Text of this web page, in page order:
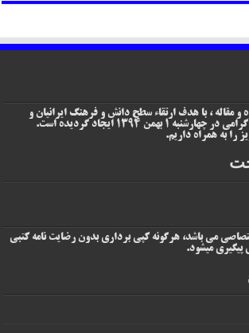
مقاله ، با هدف ارتقاء سطح دانش و فرهنگ ایرانیان و
خدمت رسانی به هم میهنان گرامی در چهارشنبه 1 بهمن 1394 ایجاد گردیده است.
را به همراه داریم.
می باشد، هرگونه کپی برداری بدون رضایت نامه کتبی
پیگیری میشود.